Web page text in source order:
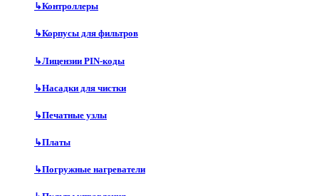
↳Контроллеры
↳Корпусы для фильтров
↳Лицензии PIN-коды
↳Насадки для чистки
↳Печатные узлы
↳Платы
↳Погружные нагреватели